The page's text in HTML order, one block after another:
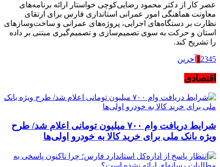
عصر کار از دکتر محمود رضایی‌کوچی خواستار ارائه برنامه‌های
معاونت هماهنگی امور عمرانی استانداری فارس برای ارتقای
نظارت بر دستگاه‌های اجرایی، پروژه‌های عمرانی و ساخت‌وسازهای
استان و حرکت به سوی تصمیم‌سازی و تصمیم‌گیری مبتنی بر داده
را تشریح کند.
1 2345 آخرین
اقتصادی
شرایط دریافت وام ۷۰۰ میلیون تومانی اعلام شد/ طرح
ویژه بانک ملی برای خرید کالا به خودرو اولی‌ها